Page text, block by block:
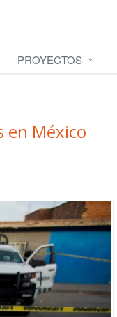
PROYECTOS
en México